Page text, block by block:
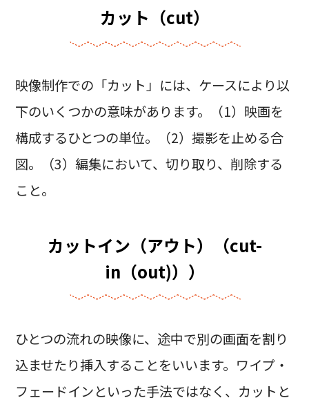
カット（cut）
映像制作での「カット」には、ケースにより以
下のいくつかの意味があります。（1）映画を
構成するひとつの単位。（2）撮影を止める合
図。（3）編集において、切り取り、削除する
こと。
カットイン（アウト）（cut-
in（out)））
ひとつの流れの映像に、途中で別の画面を割り
込ませたり挿入することをいいます。ワイプ・
フェードインといった手法ではなく、カットと